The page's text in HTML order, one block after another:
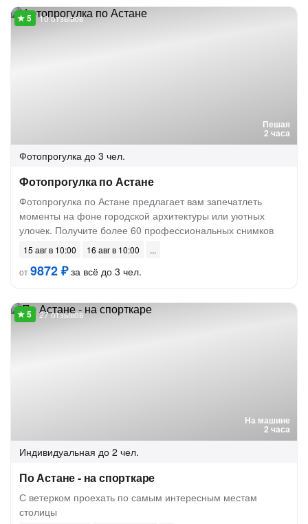
Пешая
2 часа
10 отзывов
Фотопрогулка до 3 чел.
Фотопрогулка по Астане
Фотопрогулка по Астане предлагает вам запечатлеть
моменты на фоне городской архитектуры или уютных
улочек. Получите более 60 профессиональных снимков
15 авг в 10:00
16 авг в 10:00
от9872 ₽за всё до 3 чел.
На машине
2 часа
27 отзывов
Индивидуальная до 2 чел.
По Астане - на спорткаре
С ветерком проехать по самым интересным местам
столицы